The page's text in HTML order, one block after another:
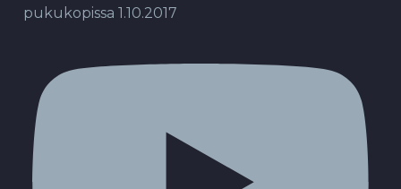
pukukopissa 1.10.2017